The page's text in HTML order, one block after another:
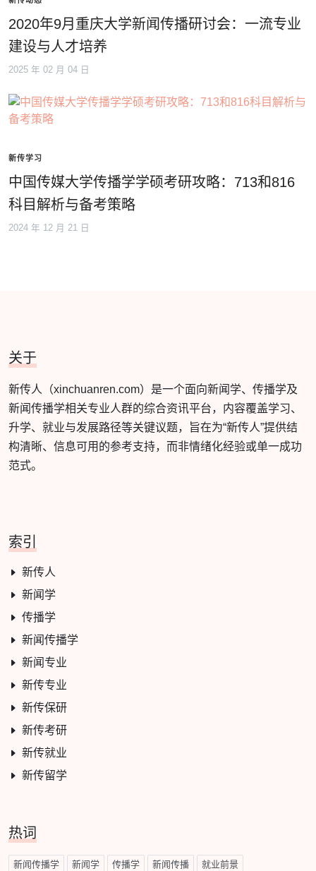
2020年9月重庆大学新闻传播研讨会：一流专业
建设与人才培养
2025 年 02 月 04 日
新传学习
中国传媒大学传播学学硕考研攻略：713和816
科目解析与备考策略
2024 年 12 月 21 日
关于
新传人（xinchuanren.com）是一个面向新闻学、传播学及
新闻传播学相关专业人群的综合资讯平台，内容覆盖学习、
升学、就业与发展路径等关键议题，旨在为“新传人”提供结
构清晰、信息可用的参考支持，而非情绪化经验或单一成功
范式。
索引
新传人
新闻学
传播学
新闻传播学
新闻专业
新传专业
新传保研
新传考研
新传就业
新传留学
热词
新闻传播学 新闻学 传播学 新闻传播 就业前景